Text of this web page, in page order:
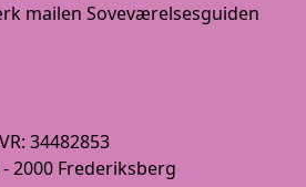
mailen Soveværelsesguiden
34482853
2000 Frederiksberg